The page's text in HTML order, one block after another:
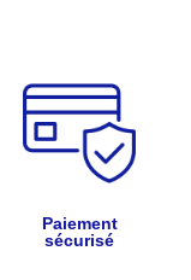
Paiement
sécurisé